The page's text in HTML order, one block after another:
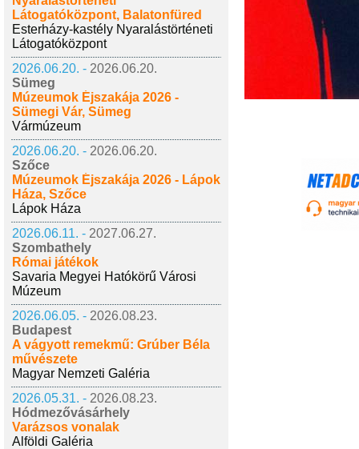
Látogatóközpont, Balatonfüred
Esterházy-kastély Nyaralástörténeti
Látogatóközpont
2026.06.20. - 2026.06.20.
Sümeg
Múzeumok Éjszakája 2026 -
Sümegi Vár, Sümeg
Vármúzeum
2026.06.20. - 2026.06.20.
Szőce
Múzeumok Éjszakája 2026 - Lápok
Háza, Szőce
Lápok Háza
2026.06.11. - 2027.06.27.
Szombathely
Római játékok
Savaria Megyei Hatókörű Városi
Múzeum
2026.06.05. - 2026.08.23.
Budapest
A vágyott remekmű: Grúber Béla
művészete
Magyar Nemzeti Galéria
2026.05.31. - 2026.08.23.
Hódmezővásárhely
Varázsos vonalak
Alföldi Galéria